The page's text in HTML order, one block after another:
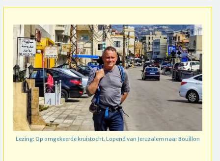
Lezing: Op omgekeerde kruistocht. Lopend van Jeruzalem naar Bouillon